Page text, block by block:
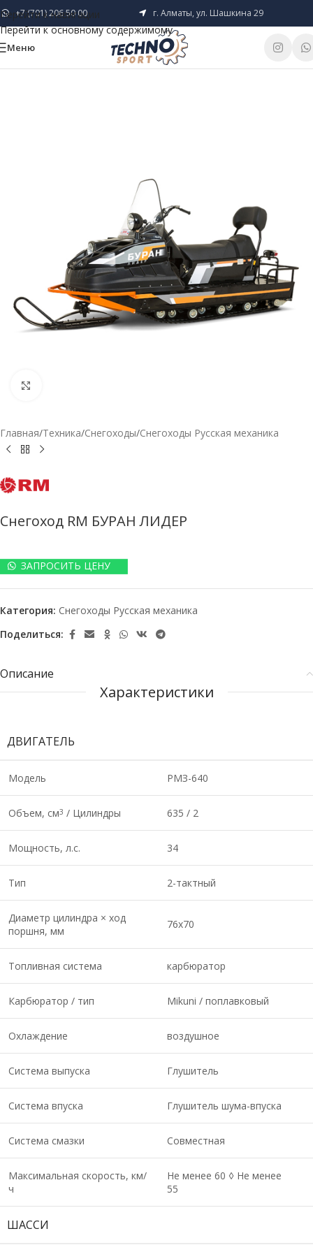
Перейти к навигации
Перейти к основному содержимому
+7 (701) 206 50 00 г. Алматы, ул. Шашкина 29
Меню
Главная/Техника/Снегоходы/Снегоходы Русская механика
Снегоход RM БУРАН ЛИДЕР
ЗАПРОСИТЬ ЦЕНУ
Категория: Снегоходы Русская механика
Поделиться:
Описание
Характеристики
ДВИГАТЕЛЬ
Модель РМЗ-640
Объем, см3 / Цилиндры 635 / 2
Мощность, л.с. 34
Тип 2-тактный
Диаметр цилиндра × ход
поршня, мм
76х70
Топливная система карбюратор
Карбюратор / тип Mikuni / поплавковый
Охлаждение воздушное
Система выпуска Глушитель
Система впуска Глушитель шума-впуска
Система смазки Совместная
Максимальная скорость, км/
ч
Не менее 60 ◊ Не менее
55
ШАССИ